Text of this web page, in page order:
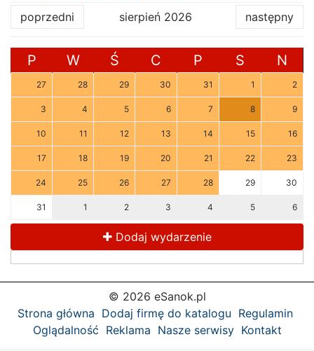
poprzedni sierpień 2026 następny
P W Ś C P S N
27 28 29 30 31 1 2
3 4 5 6 7 8 9
10 11 12 13 14 15 16
17 18 19 20 21 22 23
24 25 26 27 28 29 30
31 1 2 3 4 5 6
Dodaj wydarzenie
© 2026 eSanok.pl
Strona główna Dodaj firmę do katalogu Regulamin
Oglądalność Reklama Nasze serwisy Kontakt